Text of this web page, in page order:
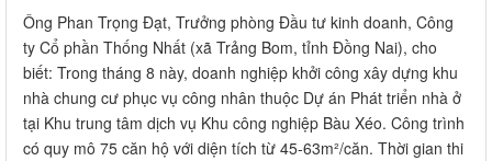
Ông Phan Trọng Đạt, Trưởng phòng Đầu tư kinh doanh, Công
ty Cổ phần Thống Nhất (xã Trảng Bom, tỉnh Đồng Nai), cho
biết: Trong tháng 8 này, doanh nghiệp khởi công xây dựng khu
nhà chung cư phục vụ công nhân thuộc Dự án Phát triển nhà ở
tại Khu trung tâm dịch vụ Khu công nghiệp Bàu Xéo. Công trình
có quy mô 75 căn hộ với diện tích từ 45-63m²/căn. Thời gian thi